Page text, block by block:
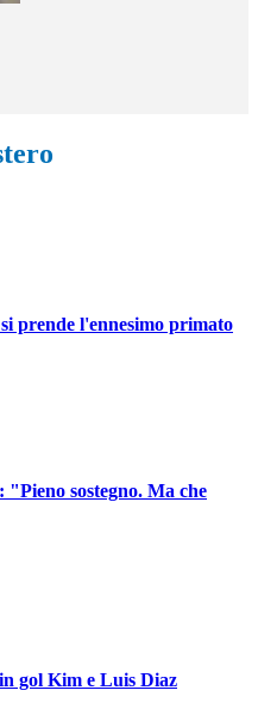
prende l'ennesimo primato
sostegno. Ma che
gol Kim e Luis Diaz